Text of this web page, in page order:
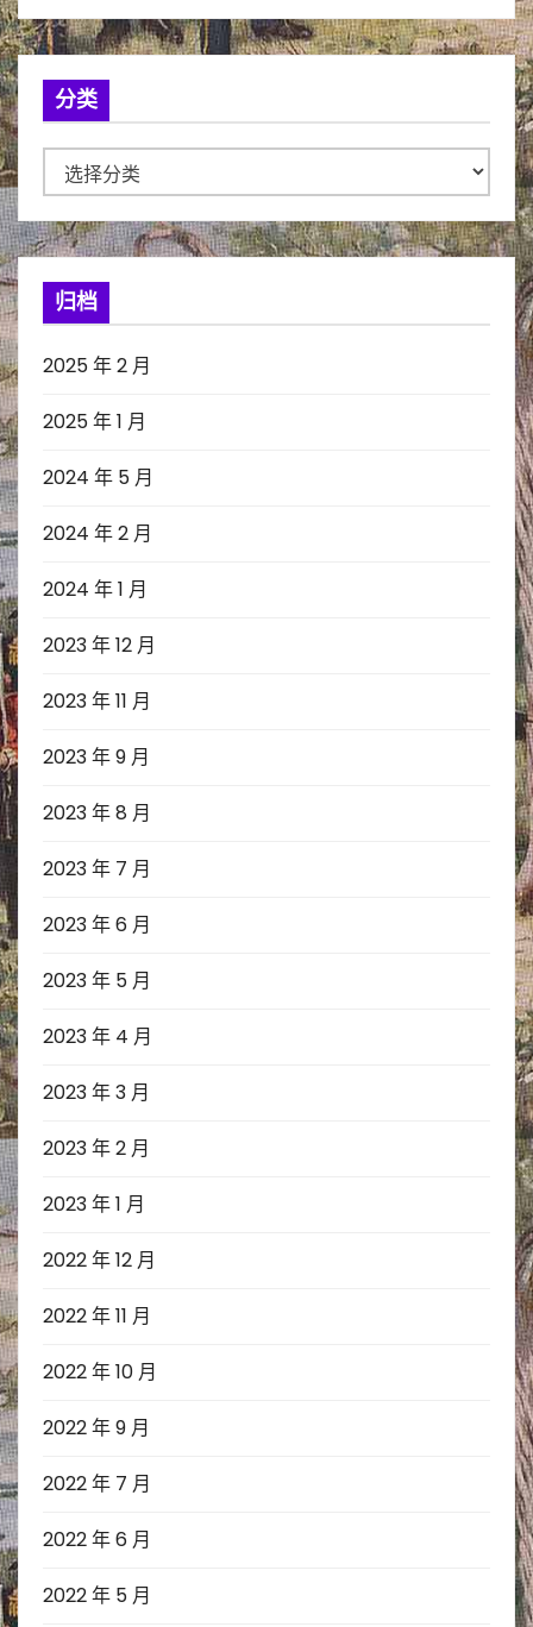
分类
类
归档
2025 年 2 月
2025 年 1 月
2024 年 5 月
2024 年 2 月
2024 年 1 月
2023 年 12 月
2023 年 11 月
2023 年 9 月
2023 年 8 月
2023 年 7 月
2023 年 6 月
2023 年 5 月
2023 年 4 月
2023 年 3 月
2023 年 2 月
2023 年 1 月
2022 年 12 月
2022 年 11 月
2022 年 10 月
2022 年 9 月
2022 年 7 月
2022 年 6 月
2022 年 5 月